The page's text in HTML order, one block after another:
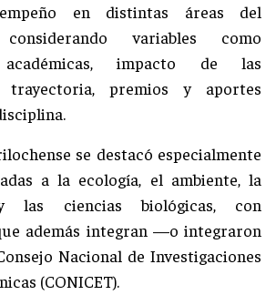
en distintas áreas del
considerando variables como
académicas, impacto de las
trayectoria, premios y aportes
se destacó especialmente
a la ecología, el ambiente, la
las ciencias biológicas, con
además integran —o integraron
Nacional de Investigaciones
(CONICET).